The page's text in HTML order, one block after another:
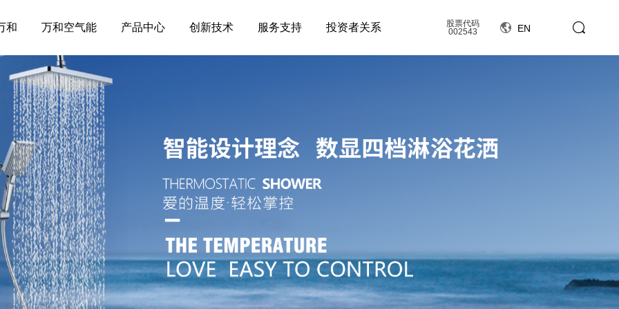
和 万和空气能 产品中心 创新技术 服务支持 投资者关系
股票代码
002543
EN